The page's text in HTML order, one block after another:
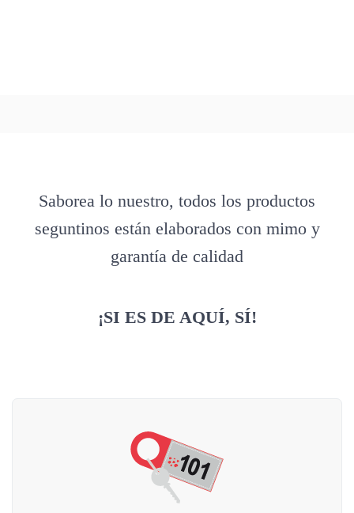
Saborea lo nuestro, todos los productos
seguntinos están elaborados con mimo y
garantía de calidad
¡SI ES DE AQUÍ, SÍ!